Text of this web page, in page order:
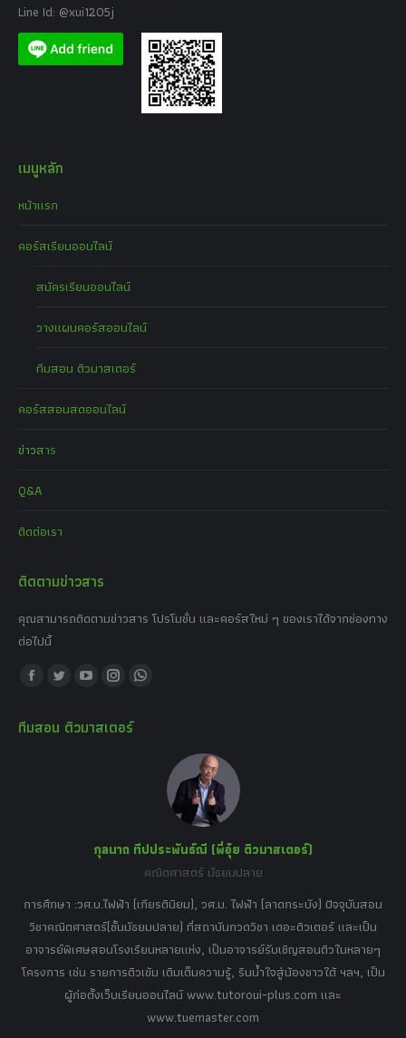
Line Id: @xui1205j
เมนูหลัก
หน้าแรก
คอร์สเรียนออนไลน์
สมัครเรียนออนไลน์
วางแผนคอร์สออนไลน์
ทีมสอน ติวมาสเตอร์
คอร์สสอนสดออนไลน์
ข่าวสาร
Q&A
ติดต่อเรา
ติดตามข่าวสาร
คุณสามารถติดตามข่าวสาร โปรโมชั่น และคอร์สใหม่ ๆ ของเราได้จากช่องทาง
ต่อไปนี้
Find us on:
Facebook
opens
Twitter
opens
YouTube
opens
Instagram
opens
Whatsapp
window
ทีมสอน ติวมาสเตอร์
กุลนาถ ทีปประพันธ์ณี (พี่อุ๋ย ติวมาสเตอร์)
คณิตศาสตร์ มัธยมปลาย
การศึกษา :วศ.บ.ไฟฟ้า (เกียรตินิยม), วศ.ม. ไฟฟ้า (ลาดกระบัง) ปัจจุบันสอน
วิชาคณิตศาสตร์(ชั้นมัธยมปลาย) ที่สถาบันกวดวิชา เดอะติวเตอร์ และเป็น
อาจารย์พิเศษสอนโรงเรียนหลายแห่ง, เป็นอาจารย์รับเชิญสอนติวในหลายๆ
โครงการ เช่น รายการติวเข้ม เติมเต็มความรู้, รินน้ำใจสู่น้องชาวใต้ ฯลฯ, เป็น
ผู้ก่อตั้งเว็บเรียนออนไลน์ www.tutoroui-plus.com และ
www.tuemaster.com